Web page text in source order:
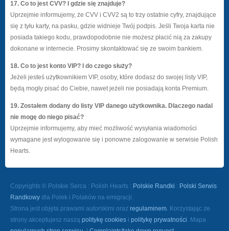
17. Co to jest CVV? I gdzie się znajduje?
Uprzejmie informujemy, że CVV i CVV2 są to trzy ostatnie cyfry, znajdujące
się z tyłu karty, na pasku, gdzie widnieje Twój podpis. Jeśli Twoja karta nie
posiada takiego kodu, prawdopodobnie nie możesz płacić nią za zakupy
dokonane w internecie. Prosimy skontaktować się ze swoim bankiem.
18. Co to jest konto VIP? I do czego służy?
Jeżeli jesteś użytkownikiem VIP, osoby, które dodasz do swojej listy VIP,
będą mogły pisać do Ciebie, nawet jeżeli nie posiadają konta Premium.
19. Zostałem dodany do listy VIP danego użytkownika. Dlaczego nadal
nie mogę do niego pisać?
Uprzejmie informujemy, aby mieć możliwość wysyłania wiadomości
wymagane jest wylogowanie się i ponowne zalogowanie w serwisie Polish
Hearts.
Copyrights © Polskie Serca : Polish Hearts : Polskie Randki : Polski Serwis
Randkowy dla Polek i Polaków na emigracji.
Strona jest objęta prawami autorskimi oraz regulaminem. Korzystając ze
strony akceptujesz naszą politykę cookies i politykę prywatności. Mapa